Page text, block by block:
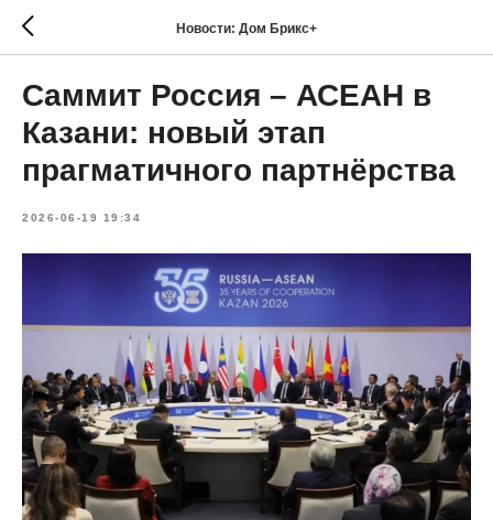
Новости: Дом Брикс+
Саммит Россия – АСЕАН в
Казани: новый этап
прагматичного партнёрства
2026-06-19 19:34